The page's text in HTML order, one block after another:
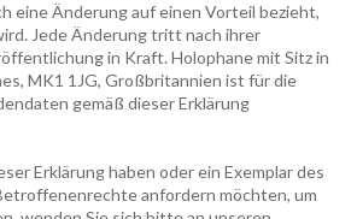
eine Änderung auf einen Vorteil bezieht,
Jede Änderung tritt nach ihrer
in Kraft. Holophane mit Sitz in
MK1 1JG, Großbritannien ist für die
gemäß dieser Erklärung
Erklärung haben oder ein Exemplar des
anfordern möchten, um